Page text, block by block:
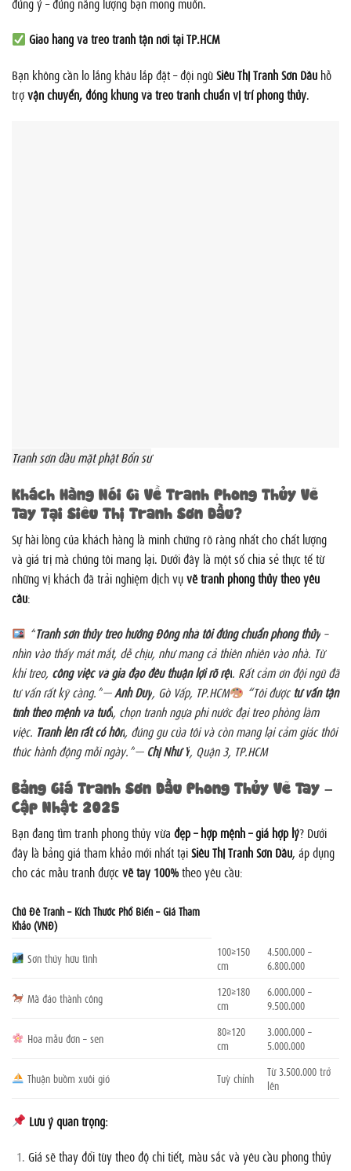
Giao hàng và treo tranh tận nơi tại TP.HCM
Bạn không cần lo lắng khâu lắp đặt – đội ngũSiêu Thị Tranh Sơn Dầu hỗ
trợvận chuyển, đóng khung và treo tranh chuẩn vị trí phong thủy.
Tranh sơn dầu mặt phật Bổn sư
Khách Hàng Nói Gì Về Tranh Phong Thủy Vẽ
Tay Tại Siêu Thị Tranh Sơn Dầu?
Sự hài lòng của khách hàng là minh chứng rõ ràng nhất cho chất lượng
và giá trị mà chúng tôi mang lại. Dưới đây là một số chia sẻ thực tế từ
những vị khách đã trải nghiệm dịch vụvẽ tranh phong thủy theo yêu
cầu:
“Tranh sơn thủy treo hướng Đông nhà tôi đúng chuẩn phong thủy –
nhìn vào thấy mát mắt, dễ chịu, như mang cả thiên nhiên vào nhà. Từ
khi treo, công việc và gia đạo đều thuận lợi rõ rệt. Rất cảm ơn đội ngũ đã
tư vấn rất kỹ càng.”—Anh Duy, Gò Vấp, TP.HCM “Tôi đượctư vấn tận
tình theo mệnh và tuổi, chọn tranh ngựa phi nước đại treo phòng làm
việc. Tranh lên rất có hồn, đúng gu của tôi và còn mang lại cảm giác thôi
thúc hành động mỗi ngày.”— Chị Như Ý, Quận 3, TP.HCM
Bảng Giá Tranh Sơn Dầu Phong Thủy Vẽ Tay –
Cập Nhật 2025
Bạn đang tìm tranh phong thủy vừa đẹp – hợp mệnh – giá hợp lý? Dưới
đây là bảng giá tham khảo mới nhất tạiSiêu Thị Tranh Sơn Dầu, áp dụng
cho các mẫu tranh được vẽ tay 100%theo yêu cầu:
Chủ Đề Tranh – Kích Thước Phổ Biến – Giá Tham
Khảo (VNĐ)
Sơn thủy hữu tình
100×150
cm
4.500.000 –
6.800.000
Mã đáo thành công
120×180
cm
6.000.000 –
9.500.000
Hoa mẫu đơn – sen
80×120
cm
3.000.000 –
5.000.000
Thuận buồm xuôi gió Tuỳ chỉnh
Từ 3.500.000 trở
lên
Lưu ý quan trọng:
Giá sẽ thay đổi tùy theo độ chi tiết, màu sắc và yêu cầu phong thủy